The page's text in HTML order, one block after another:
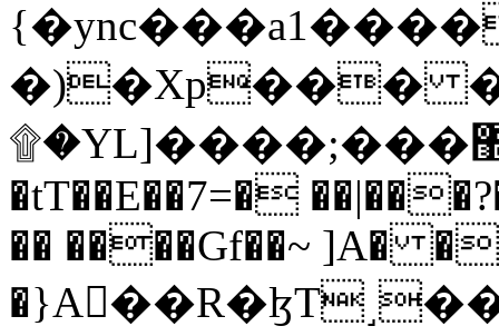
�)�Xp���
۩�YL]����;���׿�޽������+��k��o���O�Zt�6�[a��v_r;�b�f���==
�tT��E��7=�
�� ����Gf��~ ]A�